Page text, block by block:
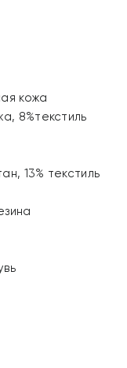
кожа
8%текстиль
13% текстиль